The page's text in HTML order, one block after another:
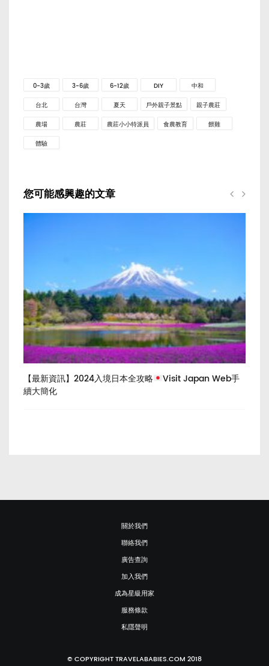
0-3歲 3-6歲 6-12歲 DIY
中和
台北
台灣 夏天 戶外親子景點
親子農莊
農場
農莊 農莊小小特派員 食農教育
餵雞
體驗
您可能感興趣的文章
【最新資訊】2024入境日本全攻略
Visit Japan Web手
續大簡化
關於我們
聯絡我們
廣告查詢
加入我們
成為星級用家
服務條款
私隱聲明
© COPYRIGHT TRAVELABABIES.COM 2018